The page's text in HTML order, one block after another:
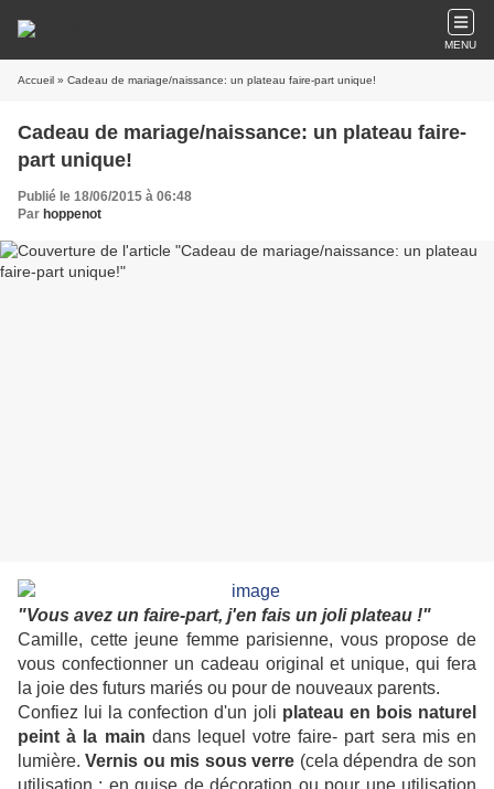
MENU
Accueil » Cadeau de mariage/naissance: un plateau faire-part unique!
Cadeau de mariage/naissance: un plateau faire-
part unique!
Publié le 18/06/2015 à 06:48
Par hoppenot
"Vous avez un faire-part, j'en fais un joli plateau !"
Camille, cette jeune femme parisienne, vous propose de
vous confectionner un cadeau original et unique, qui fera
la joie des futurs mariés ou pour de nouveaux parents.
Confiez lui la confection d'un joli plateau en bois naturel
peint à la main dans lequel votre faire- part sera mis en
lumière.Vernis ou mis sous verre (cela dépendra de son